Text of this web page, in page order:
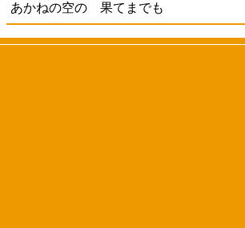
あかねの空の 果てまでも